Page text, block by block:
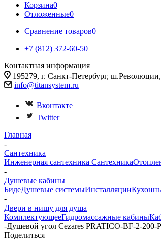
Корзина0
Отложенные0
Сравнение товаров0
+7 (812) 372-60-50
Контактная информация
195279, г. Санкт-Петербург,
info@titansystem.ru
Вконтакте
Twitter
Главная
-
Сантехника
Инженерная сантехника Сантехника
-
Душевые кабины
БидеДушевые системыИнсталляции
-
Двери в нишу для душа
КомплектующееГидромассажные кабины
-Душевой угол Cezares PRATICO-BF-2-200-
Поделиться